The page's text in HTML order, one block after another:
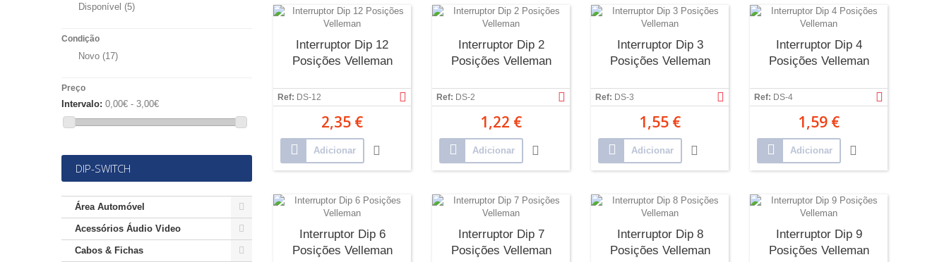
Disponível (5)
Condição
Novo (17)
Preço
Intervalo: 0,00€ - 3,00€
DIP-SWITCH
Área Automóvel
Acessórios Áudio Video
Cabos & Fichas
Interruptor Dip 12
Posições Velleman
Ref: DS-12
2,35 €
Adicionar
Interruptor Dip 2
Posições Velleman
Ref: DS-2
1,22 €
Adicionar
Interruptor Dip 3
Posições Velleman
Ref: DS-3
1,55 €
Adicionar
Interruptor Dip 4
Posições Velleman
Ref: DS-4
1,59 €
Adicionar
Interruptor Dip 6
Posições Velleman
Interruptor Dip 7
Posições Velleman
Interruptor Dip 8
Posições Velleman
Interruptor Dip 9
Posições Velleman